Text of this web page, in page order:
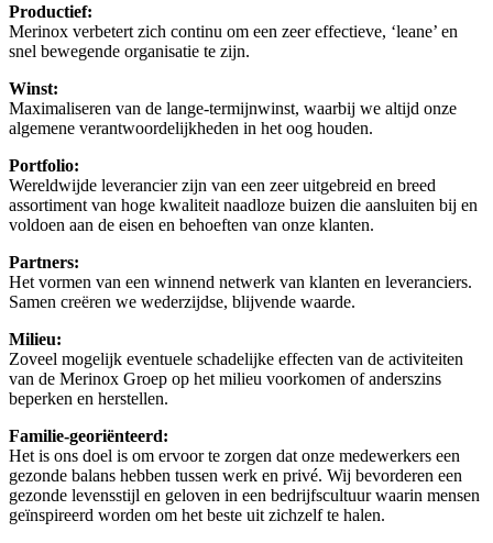
Productief:
Merinox verbetert zich continu om een zeer effectieve, ‘leane’ en
snel bewegende organisatie te zijn.
Winst:
Maximaliseren van de lange-termijnwinst, waarbij we altijd onze
algemene verantwoordelijkheden in het oog houden.
Portfolio:
Wereldwijde leverancier zijn van een zeer uitgebreid en breed
assortiment van hoge kwaliteit naadloze buizen die aansluiten bij en
voldoen aan de eisen en behoeften van onze klanten.
Partners:
Het vormen van een winnend netwerk van klanten en leveranciers.
Samen creëren we wederzijdse, blijvende waarde.
Milieu:
Zoveel mogelijk eventuele schadelijke effecten van de activiteiten
van de Merinox Groep op het milieu voorkomen of anderszins
beperken en herstellen.
Familie-georiënteerd:
Het is ons doel is om ervoor te zorgen dat onze medewerkers een
gezonde balans hebben tussen werk en privé. Wij bevorderen een
gezonde levensstijl en geloven in een bedrijfscultuur waarin mensen
geïnspireerd worden om het beste uit zichzelf te halen.